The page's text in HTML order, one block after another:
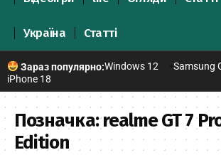
Україна Статті
Зараз популярно:Windows 12
Samsung
iPhone 18
Позначка:realme GT 7
Edition